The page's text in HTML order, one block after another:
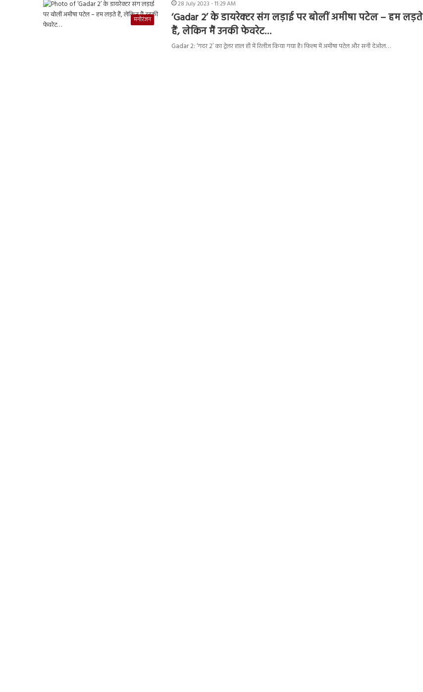
मनोरंजन
28 July 2023 - 11:29 AM
‘Gadar 2’ के डायरेक्टर संग लड़ाई पर बोलीं अमीषा पटेल – हम लड़ते
हैं, लेकिन मैं उनकी फेवरेट…
Gadar 2: ‘गदर 2’ का ट्रेलर हाल ही में रिलीज किया गया है। फिल्म में अमीषा पटेल और सनी देओल…